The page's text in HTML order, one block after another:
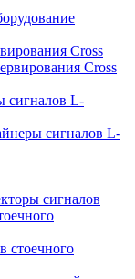
Cross
Cross
сигналов L-
сигналов L-
сигналов
стоечного